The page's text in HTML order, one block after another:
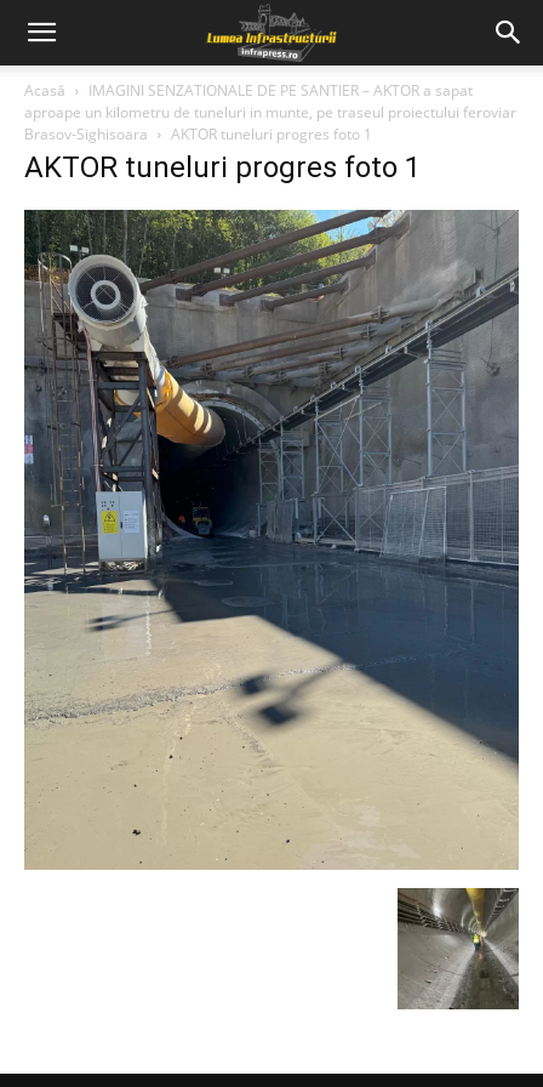
Acasă
IMAGINI SENZATIONALE DE PE SANTIER – AKTOR a sapat
aproape un kilometru de tuneluri in munte, pe traseul proiectului feroviar
Brasov-Sighisoara
AKTOR tuneluri progres foto 1
AKTOR tuneluri progres foto 1